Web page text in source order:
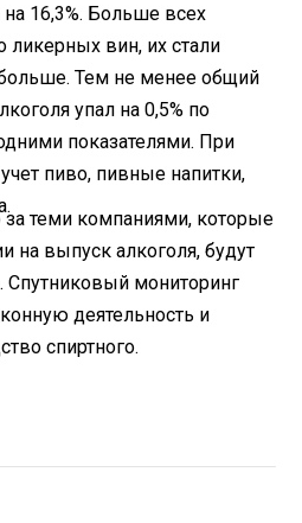
16,3%. Больше всех
ликерных вин, их стали
Тем не менее общий
упал на 0,5% по
показателями. При
пиво, пивные напитки,
за теми компаниями, которые
выпуск алкоголя, будут
Спутниковый мониторинг
деятельность и
спиртного.